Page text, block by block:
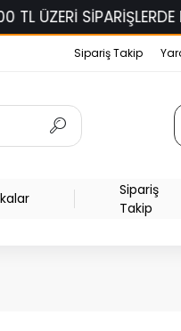
HEPSİJET
Sipariş Takip
Sipariş
Takip